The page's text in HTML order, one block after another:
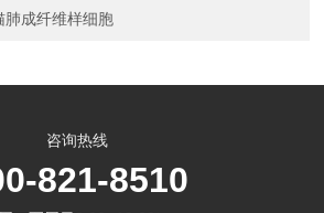
肺成纤维样细胞
咨询热线
821-8510